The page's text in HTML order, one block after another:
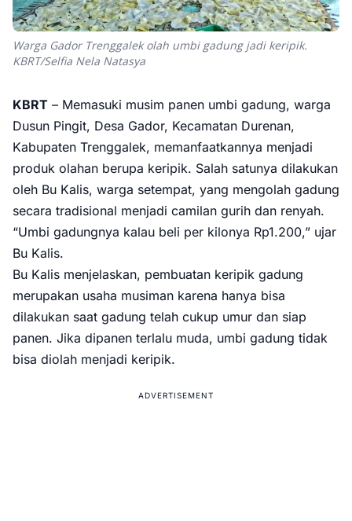
Warga Gador Trenggalek olah umbi gadung jadi keripik.
KBRT/Selfia Nela Natasya
KBRT – Memasuki musim panen umbi gadung, warga
Dusun Pingit, Desa Gador, Kecamatan Durenan,
Kabupaten Trenggalek, memanfaatkannya menjadi
produk olahan berupa keripik. Salah satunya dilakukan
oleh Bu Kalis, warga setempat, yang mengolah gadung
secara tradisional menjadi camilan gurih dan renyah.
“Umbi gadungnya kalau beli per kilonya Rp1.200,” ujar
Bu Kalis.
Bu Kalis menjelaskan, pembuatan keripik gadung
merupakan usaha musiman karena hanya bisa
dilakukan saat gadung telah cukup umur dan siap
panen. Jika dipanen terlalu muda, umbi gadung tidak
bisa diolah menjadi keripik.
ADVERTISEMENT